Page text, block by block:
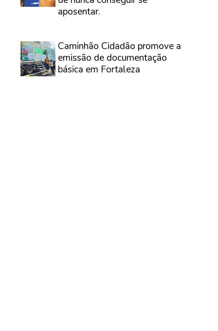
aposentar.
Caminhão Cidadão promove a
emissão de documentação
básica em Fortaleza